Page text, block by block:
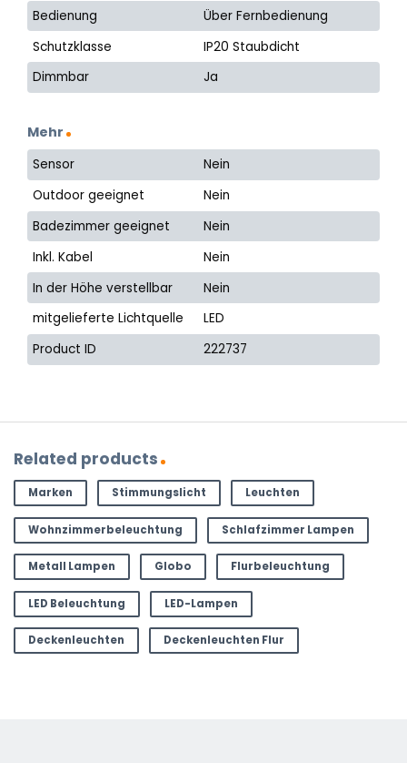
Bedienung
Über Fernbedienung
Schutzklasse
IP20 Staubdicht
Dimmbar
Ja
Mehr
Sensor
Nein
Outdoor geeignet
Nein
Badezimmer geeignet
Nein
Inkl. Kabel
Nein
In der Höhe verstellbar
Nein
mitgelieferte Lichtquelle
LED
Product ID
222737
Related products
Marken Stimmungslicht Leuchten
Wohnzimmerbeleuchtung Schlafzimmer Lampen
Metall Lampen Globo Flurbeleuchtung
LED Beleuchtung LED-Lampen
Deckenleuchten Deckenleuchten Flur